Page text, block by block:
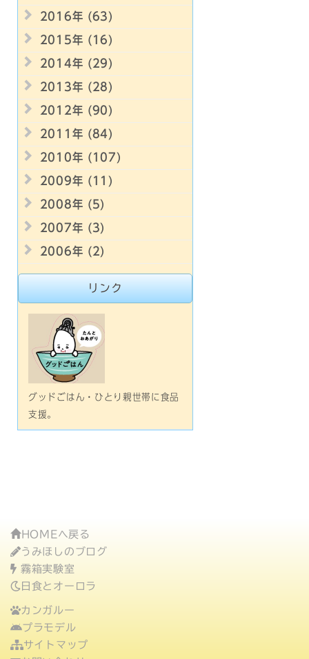
2016年 (63)
2015年 (16)
2014年 (29)
2013年 (28)
2012年 (90)
2011年 (84)
2010年 (107)
2009年 (11)
2008年 (5)
2007年 (3)
2006年 (2)
リンク
グッドごはん・ひとり親世帯に食品
支援。
HOMEへ戻る
うみほしのブログ
霧箱実験室
日食とオーロラ
カンガルー
プラモデル
サイトマップ